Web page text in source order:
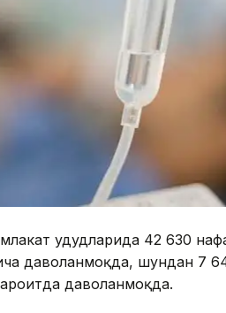
ҳудудларида 42 630
даволанмоқда, шундан 7
даволанмоқда.